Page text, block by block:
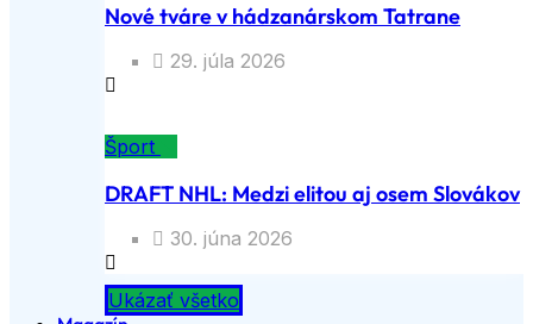
Nové tváre v hádzanárskom Tatrane
29. júla 2026
Šport
DRAFT NHL: Medzi elitou aj osem Slovákov
30. júna 2026
Ukázať všetko